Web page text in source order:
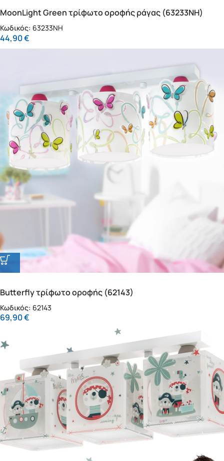
MoonLight Green τρίφωτο οροφής ράγας (63233NH)
Κωδικός: 63233NH
44,90€
Butterfly τρίφωτο οροφής (62143)
Κωδικός: 62143
69,90€